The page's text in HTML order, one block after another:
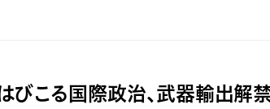
びこる国際政治、武器輸出解